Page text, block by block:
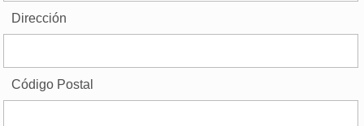
Dirección
Código Postal